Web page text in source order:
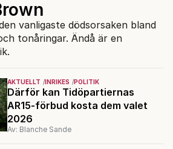
AKTUELLT INRIKES POLITIK
Därför kan Tidöpartiernas
AR15-förbud kosta dem valet
2026
Av: Blanche Sande
vanligaste dödsorsaken bland
tonåringar. Ändå är en